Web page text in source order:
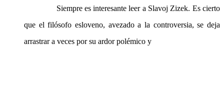
Siempre es interesante leer a Slavoj Zizek. Es cierto
que el filósofo esloveno, avezado a la controversia, se deja
arrastrar a veces por su ardor polémico y